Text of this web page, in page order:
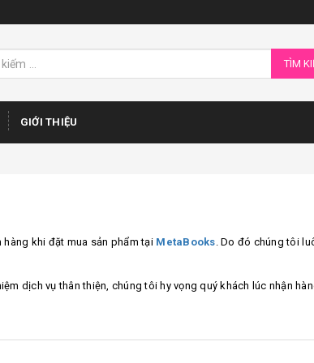
TÌM
GIỚI THIỆU
khi đặt mua sản phẩm tại MetaBooks. Do đó chúng tôi
dịch vụ thân thiện, chúng tôi hy vọng quý khách lúc nhận